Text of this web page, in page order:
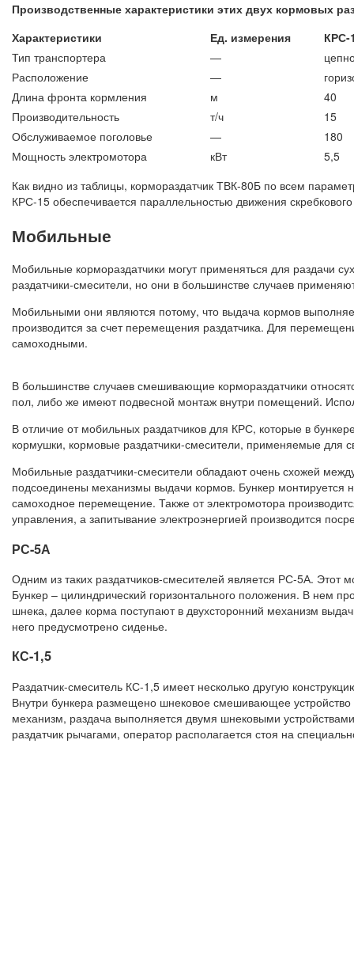
Производственные характеристики этих двух кормовых
Характеристики
Ед. измерения
КРС-
Тип транспортера
—
Расположение
—
Длина фронта кормления
м
40
Производительность
т/ч
15
Обслуживаемое поголовье
—
180
Мощность электромотора
кВт
5,5
Как видно из таблицы, кормораздатчик ТВК-80Б по всем
КРС-15 обеспечивается параллельностью движения
Мобильные
Мобильные кормораздатчики могут применяться для раздачи
раздатчики-смесители, но они в большинстве случаев
Мобильными они являются потому, что выдача кормов
производится за счет перемещения раздатчика. Для
самоходными.
В большинстве случаев смешивающие кормораздатчики
пол, либо же имеют подвесной монтаж внутри помещений.
В отличие от мобильных раздатчиков для КРС, которые в
кормушки, кормовые раздатчики-смесители, применяемые для
Мобильные раздатчики-смесители обладают очень схожей
подсоединены механизмы выдачи кормов. Бункер монтируется
самоходное перемещение. Также от электромотора
управления, а запитывание электроэнергией производится
РС-5А
Одним из таких раздатчиков-смесителей является РС-5А. Этот
Бункер – цилиндрический горизонтального положения. В нем
шнека, далее корма поступают в двухсторонний механизм
него предусмотрено сиденье.
КС-1,5
Раздатчик-смеситель КС-1,5 имеет несколько другую
Внутри бункера размещено шнековое смешивающее
механизм, раздача выполняется двумя шнековыми
раздатчик рычагами, оператор располагается стоя на